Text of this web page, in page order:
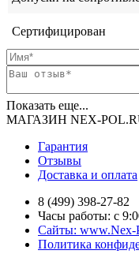
Сертифицирован
Показать еще...
МАГАЗИН NEX-
Гарантия
Отзывы
Доставка и оплата
8 (499) 398-27-82
Часы работы: с
Сайты: www.Nex-
Политика